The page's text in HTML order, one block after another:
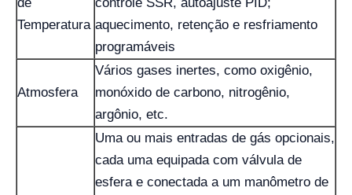
Temperatura aquecimento, retenção e resfriamento
programáveis
Atmosfera
Vários gases inertes, como oxigênio,
monóxido de carbono, nitrogênio,
argônio, etc.
Uma ou mais entradas de gás opcionais,
cada uma equipada com válvula de
esfera e conectada a um manômetro de